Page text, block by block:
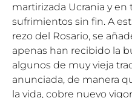
martirizada Ucrania y en
sufrimientos sin fin. A
rezo del Rosario, se
apenas han recibido la
algunos de muy vieja
anunciada, de manera
la vida, cobre nuevo